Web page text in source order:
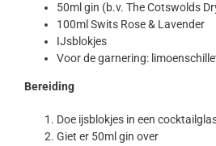
50ml gin (b.v. The Cotswolds
100ml Swits Rose & Lavender
IJsblokjes
Voor de garnering:
Bereiding
Doe ijsblokjes in een
Giet er 50ml gin over